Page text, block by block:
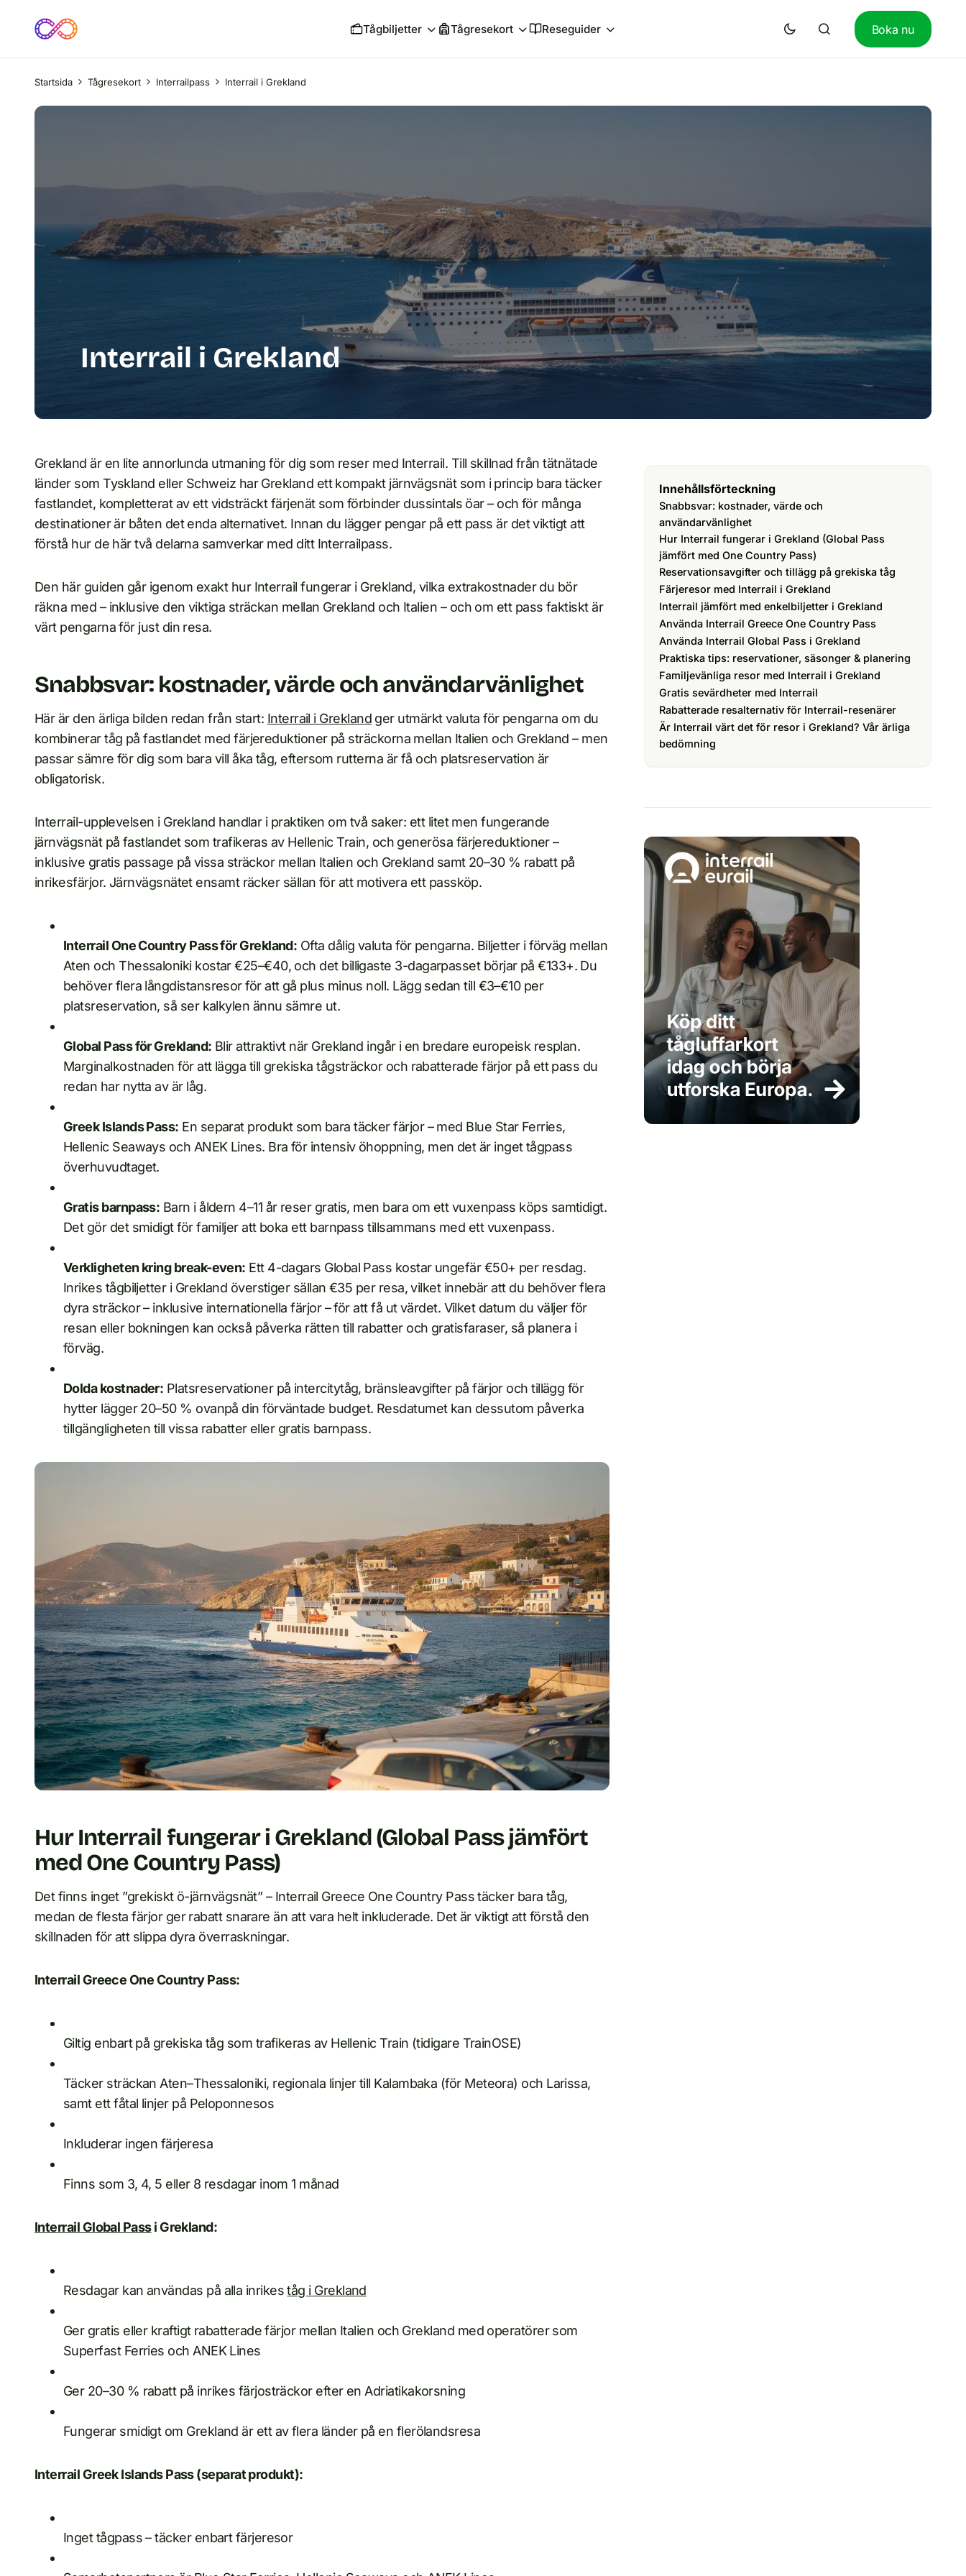
Tågbiljetter Tågresekort Reseguider Boka nu
Startsida Tågresekort Interrailpass Interrail i Grekland
Interrail i Grekland
Grekland är en lite annorlunda utmaning för dig som reser med Interrail. Till skillnad från tätnätade
länder som Tyskland eller Schweiz har Grekland ett kompakt järnvägsnät som i princip bara täcker
fastlandet, kompletterat av ett vidsträckt färjenät som förbinder dussintals öar – och för många
destinationer är båten det enda alternativet. Innan du lägger pengar på ett pass är det viktigt att
förstå hur de här två delarna samverkar med ditt Interrailpass.
Den här guiden går igenom exakt hur Interrail fungerar i Grekland, vilka extrakostnader du bör
räkna med – inklusive den viktiga sträckan mellan Grekland och Italien – och om ett pass faktiskt är
värt pengarna för just din resa.
Snabbsvar: kostnader, värde och användarvänlighet
Här är den ärliga bilden redan från start: Interrail i Greklandger utmärkt valuta för pengarna om du
kombinerar tåg på fastlandet med färjereduktioner på sträckorna mellan Italien och Grekland – men
passar sämre för dig som bara vill åka tåg, eftersom rutterna är få och platsreservation är
obligatorisk.
Interrail-upplevelsen i Grekland handlar i praktiken om två saker: ett litet men fungerande
järnvägsnät på fastlandet som trafikeras av Hellenic Train, och generösa färjereduktioner –
inklusive gratis passage på vissa sträckor mellan Italien och Grekland samt 20–30 % rabatt på
inrikesfärjor. Järnvägsnätet ensamt räcker sällan för att motivera ett passköp.
Interrail One Country Pass för Grekland: Ofta dålig valuta för pengarna. Biljetter i förväg mellan
Aten och Thessaloniki kostar €25–€40, och det billigaste 3-dagarpasset börjar på €133+. Du
behöver flera långdistansresor för att gå plus minus noll. Lägg sedan till €3–€10 per
platsreservation, så ser kalkylen ännu sämre ut.
Global Pass för Grekland: Blir attraktivt när Grekland ingår i en bredare europeisk resplan.
Marginalkostnaden för att lägga till grekiska tågsträckor och rabatterade färjor på ett pass du
redan har nytta av är låg.
Greek Islands Pass: En separat produkt som bara täcker färjor – med Blue Star Ferries,
Hellenic Seaways och ANEK Lines. Bra för intensiv öhoppning, men det är inget tågpass
överhuvudtaget.
Gratis barnpass: Barn i åldern 4–11 år reser gratis, men bara om ett vuxenpass köps samtidigt.
Det gör det smidigt för familjer att boka ett barnpass tillsammans med ett vuxenpass.
Verkligheten kring break-even: Ett 4-dagars Global Pass kostar ungefär €50+ per resdag.
Inrikes tågbiljetter i Grekland överstiger sällan €35 per resa, vilket innebär att du behöver flera
dyra sträckor – inklusive internationella färjor – för att få ut värdet. Vilket datum du väljer för
resan eller bokningen kan också påverka rätten till rabatter och gratisfaraser, så planera i
förväg.
Dolda kostnader: Platsreservationer på intercitytåg, bränsleavgifter på färjor och tillägg för
hytter lägger 20–50 % ovanpå din förväntade budget. Resdatumet kan dessutom påverka
tillgängligheten till vissa rabatter eller gratis barnpass.
Hur Interrail fungerar i Grekland (Global Pass jämfört
med One Country Pass)
Det finns inget ”grekiskt ö-järnvägsnät” – Interrail Greece One Country Pass täcker bara tåg,
medan de flesta färjor ger rabatt snarare än att vara helt inkluderade. Det är viktigt att förstå den
skillnaden för att slippa dyra överraskningar.
Interrail Greece One Country Pass:
Giltig enbart på grekiska tåg som trafikeras av Hellenic Train (tidigare TrainOSE)
Täcker sträckan Aten–Thessaloniki, regionala linjer till Kalambaka (för Meteora) och Larissa,
samt ett fåtal linjer på Peloponnesos
Inkluderar ingen färjeresa
Finns som 3, 4, 5 eller 8 resdagar inom 1 månad
Interrail Global Passi Grekland:
Resdagar kan användas på alla inrikeståg i Grekland
Ger gratis eller kraftigt rabatterade färjor mellan Italien och Grekland med operatörer som
Superfast Ferries och ANEK Lines
Ger 20–30 % rabatt på inrikes färjosträckor efter en Adriatikakorsning
Fungerar smidigt om Grekland är ett av flera länder på en flerölandsresa
Interrail Greek Islands Pass (separat produkt):
Inget tågpass – täcker enbart färjeresor
Innehållsförteckning
Snabbsvar: kostnader, värde och
användarvänlighet
Hur Interrail fungerar i Grekland (Global Pass
jämfört med One Country Pass)
Reservationsavgifter och tillägg på grekiska tåg
Färjeresor med Interrail i Grekland
Interrail jämfört med enkelbiljetter i Grekland
Använda Interrail Greece One Country Pass
Använda Interrail Global Pass i Grekland
Praktiska tips: reservationer, säsonger & planering
Familjevänliga resor med Interrail i Grekland
Gratis sevärdheter med Interrail
Rabatterade resalternativ för Interrail-resenärer
Är Interrail värt det för resor i Grekland? Vår ärliga
bedömning